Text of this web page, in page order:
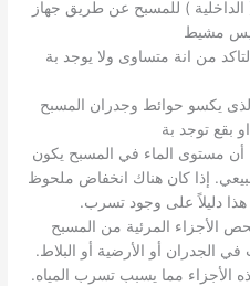
الداخلية ) للمسبح عن طريق جهاز
مشيط
من انة متساوى ولا يوجد بة
يكسو حوائط وجدران المسبح
بقع توجد بة
أن مستوى الماء في المسبح يكون
إذا كان هناك انخفاض ملحوظ
دليلاً على وجود تسرب.
الأجزاء المرئية من المسبح
الجدران أو الأرضية أو البلاط.
الأجزاء مما يسبب تسرب المياه.